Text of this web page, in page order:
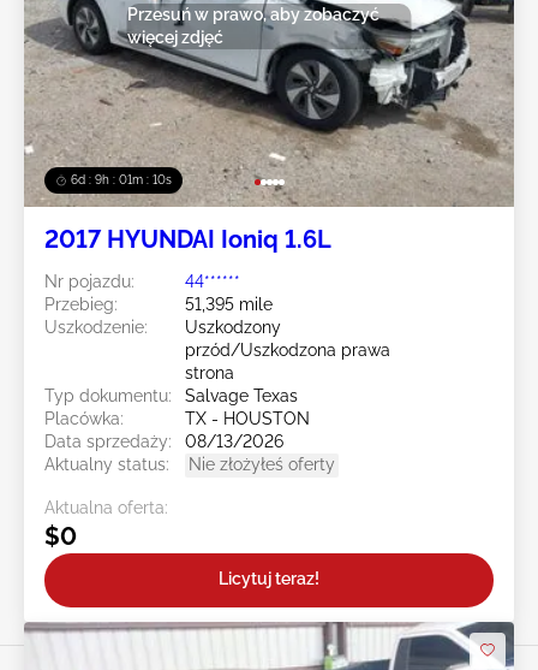
6d : 9h : 01m : 08s
Przesuń w prawo, aby zobaczyć
więcej zdjęć
2017 HYUNDAI Ioniq 1.6L
Nr pojazdu:
44******
Przebieg:
51,395 mile
Uszkodzenie:
Uszkodzony
przód/Uszkodzona prawa
strona
Typ dokumentu:
Salvage Texas
Placówka:
TX - HOUSTON
Data sprzedaży:
08/13/2026
Aktualny status:
Nie złożyłeś oferty
Aktualna oferta:
$0
Licytuj teraz!